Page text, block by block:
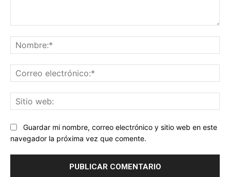
Guardar mi nombre, correo electrónico y sitio web en este
navegador la próxima vez que comente.